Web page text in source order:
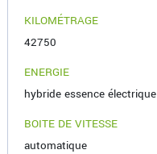
KILOMÉTRAGE
42750
ENERGIE
hybride essence électrique
BOITE DE VITESSE
automatique